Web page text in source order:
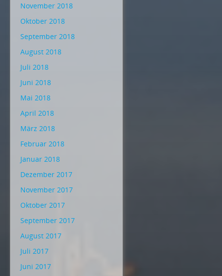
November 2018
Oktober 2018
September 2018
August 2018
Juli 2018
Juni 2018
Mai 2018
April 2018
März 2018
Februar 2018
Januar 2018
Dezember 2017
November 2017
Oktober 2017
September 2017
August 2017
Juli 2017
Juni 2017